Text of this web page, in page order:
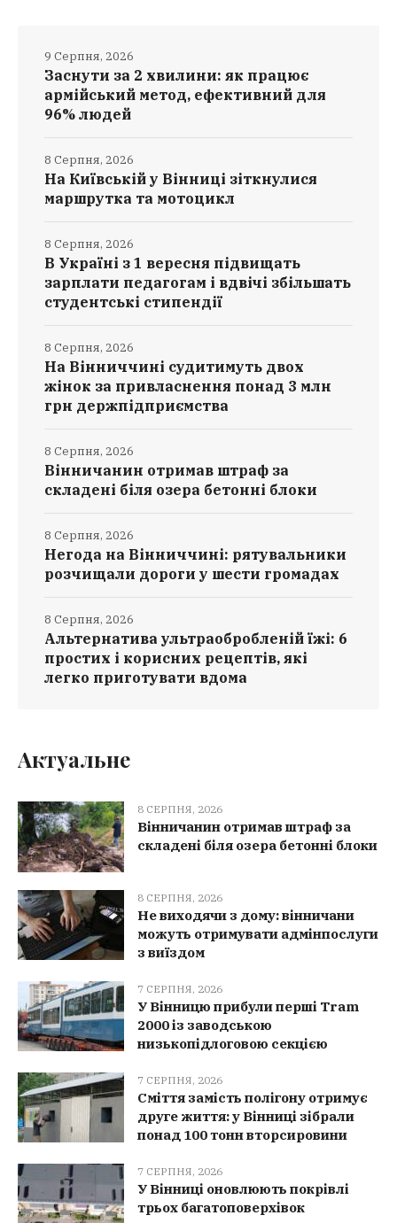
Заснути за 2 хвилини: як працює
армійський метод, ефективний для
96% людей
9 Серпня, 2026
На Київській у Вінниці зіткнулися
маршрутка та мотоцикл
8 Серпня, 2026
В Україні з 1 вересня підвищать
зарплати педагогам і вдвічі збільшать
студентські стипендії
8 Серпня, 2026
На Вінниччині судитимуть двох
жінок за привласнення понад 3 млн
грн держпідприємства
8 Серпня, 2026
Вінничанин отримав штраф за
складені біля озера бетонні блоки
8 Серпня, 2026
Негода на Вінниччині: рятувальники
розчищали дороги у шести громадах
8 Серпня, 2026
Альтернатива ультраобробленій їжі: 6
простих і корисних рецептів, які
легко приготувати вдома
8 Серпня, 2026
Актуальне
8 СЕРПНЯ, 2026
Вінничанин отримав штраф за
складені біля озера бетонні блоки
8 СЕРПНЯ, 2026
Не виходячи з дому: вінничани
можуть отримувати адмінпослуги
з виїздом
7 СЕРПНЯ, 2026
У Вінницю прибули перші Tram
2000 із заводською
низькопідлоговою секцією
7 СЕРПНЯ, 2026
Сміття замість полігону отримує
друге життя: у Вінниці зібрали
понад 100 тонн вторсировини
7 СЕРПНЯ, 2026
У Вінниці оновлюють покрівлі
трьох багатоповерхівок